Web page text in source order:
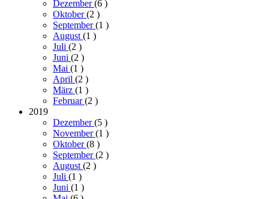
Dezember(6 )
Oktober(2 )
September(1 )
August (1 )
Juli (2 )
Juni (2 )
Mai (1 )
April (2 )
März (1 )
Februar(2 )
2019
Dezember(5 )
November(1 )
Oktober(8 )
September(2 )
August (2 )
Juli (1 )
Juni (1 )